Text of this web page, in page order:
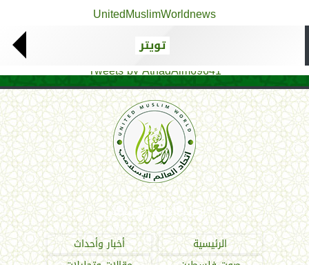
UnitedMuslimWorldnews
تويتر
Tweets by AthadAlm69641
اتحاد العالم الإسلامي
الرئيسية
أخبار وأحداث